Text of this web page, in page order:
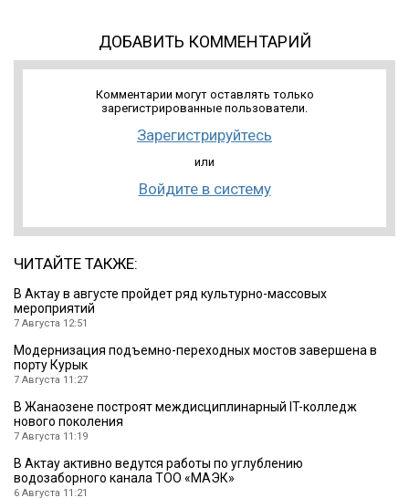
ДОБАВИТЬ КОММЕНТАРИЙ
Комментарии могут оставлять только
зарегистрированные пользователи.
Зарегистрируйтесь
или
Войдите в систему
ЧИТАЙТЕ ТАКЖЕ:
В Актау в августе пройдет ряд культурно-массовых
мероприятий
7 Августа 12:51
Модернизация подъемно-переходных мостов завершена в
порту Курык
7 Августа 11:27
В Жанаозене построят междисциплинарный IT-колледж
нового поколения
7 Августа 11:19
В Актау активно ведутся работы по углублению
водозаборного канала ТОО «МАЭК»
6 Августа 11:21